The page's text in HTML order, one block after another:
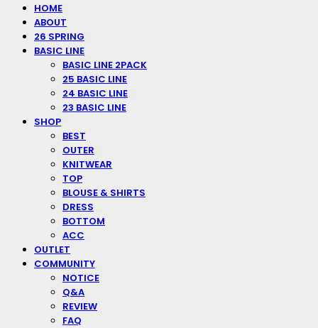
HOME
ABOUT
26 SPRING
BASIC LINE
BASIC LINE 2PACK
25 BASIC LINE
24 BASIC LINE
23 BASIC LINE
SHOP
BEST
OUTER
KNITWEAR
TOP
BLOUSE & SHIRTS
DRESS
BOTTOM
ACC
OUTLET
COMMUNITY
NOTICE
Q&A
REVIEW
FAQ